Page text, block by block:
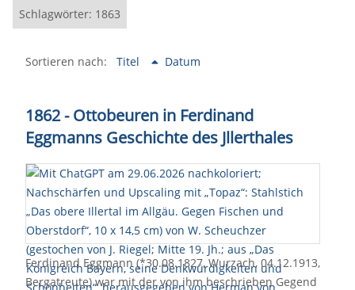
Schlagwörter: 1863
Sortieren nach: Titel Datum
1862 - Ottobeuren in Ferdinand
Eggmanns Geschichte des Jllerthales
Ferdinand Eggmann (*30.08.1827, Wurzach, 04.12.1913,
Bergatreute) war mit der von ihm beschrieben Gegend